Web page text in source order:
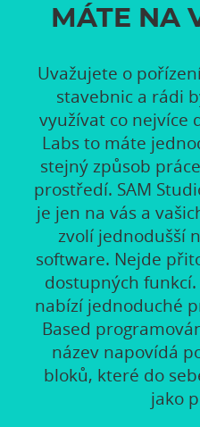
MÁTE NA
Uvažujete o
stavebnic a rádi
využívat co nejvíce
Labs to máte
stejný způsob
prostředí. SAM
je jen na vás a
zvolí jednodušší
software. Nejde
dostupných funkcí.
nabízí jednoduché
Based
název napovídá
bloků, které do
jako